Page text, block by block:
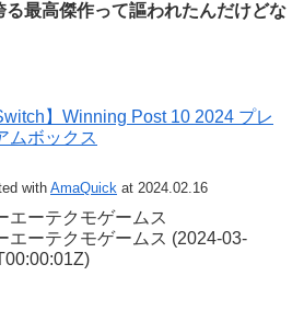
る最高傑作って謳われたんだけどな
】Winning Post 10 2024 プレ
ムボックス
with AmaQuick at 2024.02.16
エーテクモゲームス
エーテクモゲームス (2024-03-